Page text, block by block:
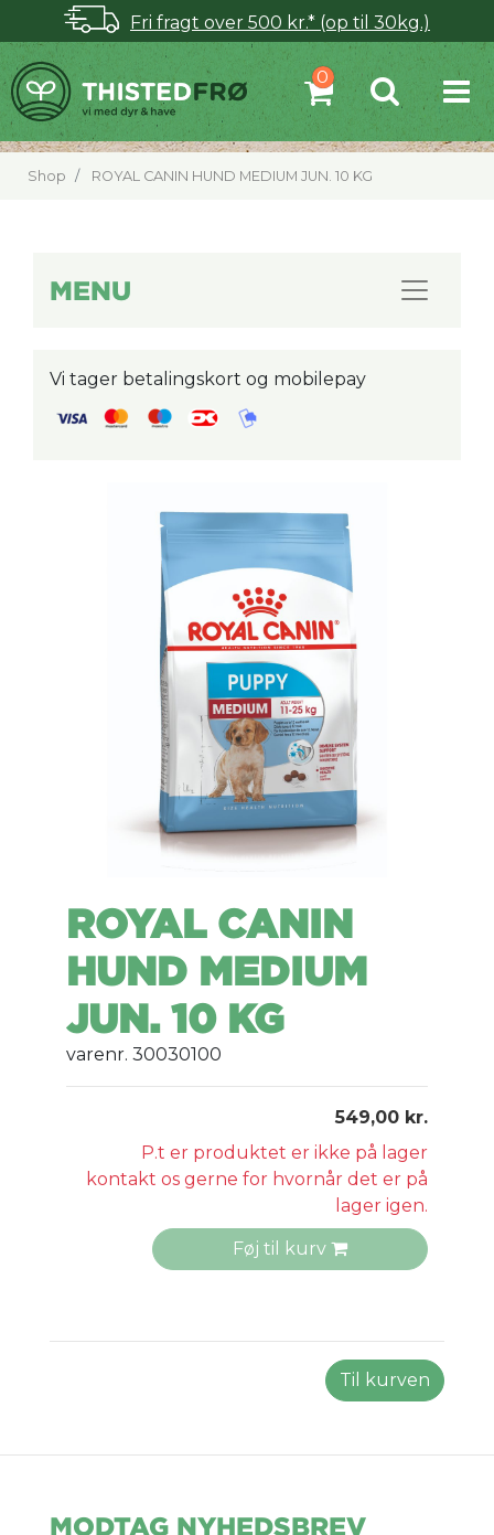
Fri fragt over 500 kr.* (op til 30kg.)
Shop ROYAL CANIN HUND MEDIUM JUN. 10 KG
MENU
Vi tager betalingskort og mobilepay
ROYAL CANIN
HUND MEDIUM
JUN. 10 KG
varenr. 30030100
549,00 kr.
P.t er produktet er ikke på lager
kontakt os gerne for hvornår det er på
lager igen.
Føj til kurv
Til kurven
MODTAG NYHEDSBREV